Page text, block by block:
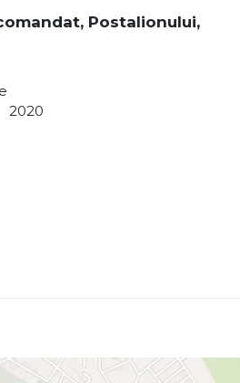
Postalionului,
2020